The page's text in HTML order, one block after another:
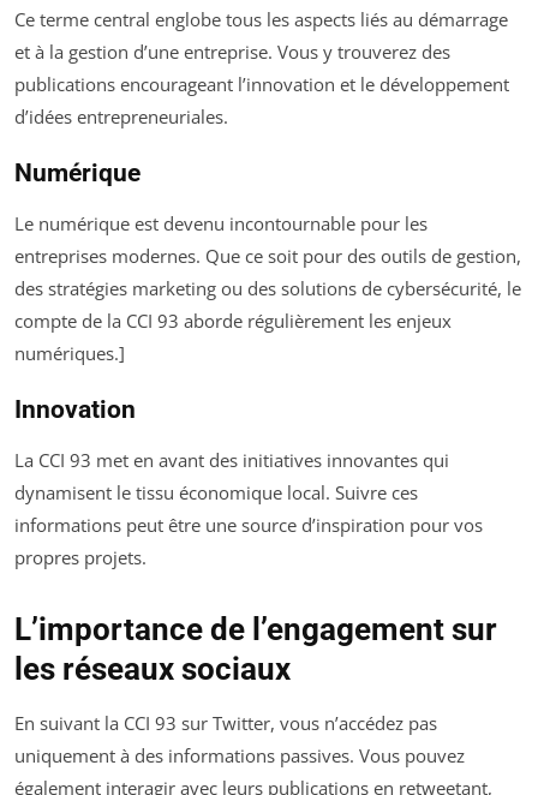
Ce terme central englobe tous les aspects liés au démarrage
et à la gestion d’une entreprise. Vous y trouverez des
publications encourageant l’innovation et le développement
d’idées entrepreneuriales.
Numérique
Le numérique est devenu incontournable pour les
entreprises modernes. Que ce soit pour des outils de gestion,
des stratégies marketing ou des solutions de cybersécurité, le
compte de la CCI 93 aborde régulièrement les enjeux
numériques.]
Innovation
La CCI 93 met en avant des initiatives innovantes qui
dynamisent le tissu économique local. Suivre ces
informations peut être une source d’inspiration pour vos
propres projets.
L’importance de l’engagement sur
les réseaux sociaux
En suivant la CCI 93 sur Twitter, vous n’accédez pas
uniquement à des informations passives. Vous pouvez
également interagir avec leurs publications en retweetant,